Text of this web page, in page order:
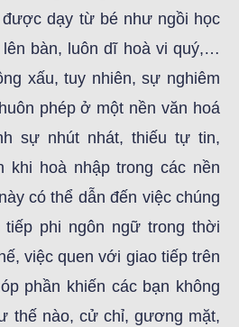
dạy từ bé như ngồi học
lên bàn, luôn dĩ hoà vi quý,…
xấu, tuy nhiên, sự nghiêm
phép ở một nền văn hoá
sự nhút nhát, thiếu tự tin,
khi hoà nhập trong các nền
có thể dẫn đến việc chúng
tiếp phi ngôn ngữ trong thời
việc quen với giao tiếp trên
phần khiến các bạn không
thế nào, cử chỉ, gương mặt,